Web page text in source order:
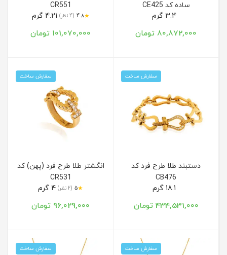
ساده کد CE425
80,872,000 تومان
CR551
★
4.8 (4 نظر)
101,070,000 تومان
سفارش ساخت
دستبند طلا طرح فرد کد
CB476
434,531,000 تومان
سفارش ساخت
انگشتر طلا طرح فرد (پهن) کد
CR531
★
5 (2 نظر)
96,029,000 تومان
سفارش ساخت سفارش ساخت